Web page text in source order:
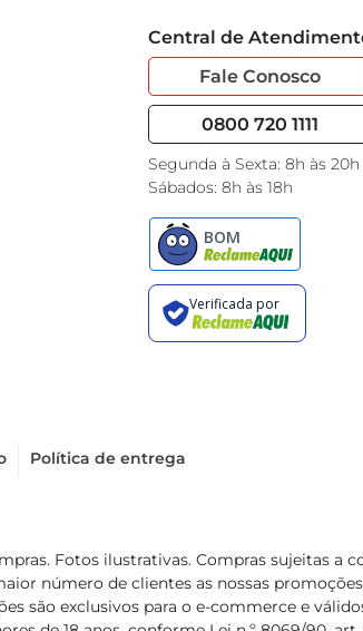
Central de
Fale Conosco
0800 720 1111
Segunda à Sexta: 8h às 20h
Sábados: 8h às 18h
Política de entrega
Fotos ilustrativas. Compras sujeitas a
número de clientes as nossas
são exclusivos para o e-commerce e